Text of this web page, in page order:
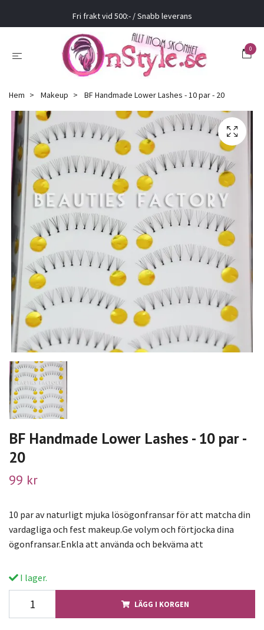
Fri frakt vid 500:- / Snabb leverans
0
Hem Makeup BF Handmade Lower Lashes - 10 par - 20
BF Handmade Lower Lashes - 10 par -
20
99 kr
10 par av naturligt mjuka lösögonfransar för att matcha din
vardagliga och fest makeup.Ge volym och förtjocka dina
ögonfransar.Enkla att använda och bekväma att
I lager.
LÄGG I KORGEN